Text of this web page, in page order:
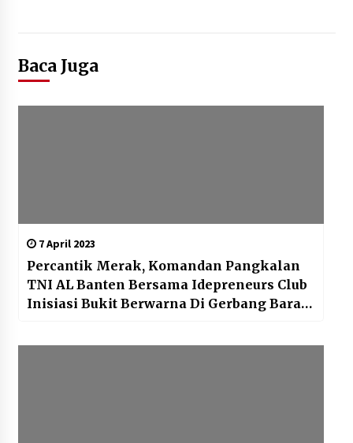
Baca Juga
7 April 2023
Percantik Merak, Komandan Pangkalan
TNI AL Banten Bersama Idepreneurs Club
Inisiasi Bukit Berwarna Di Gerbang Barat